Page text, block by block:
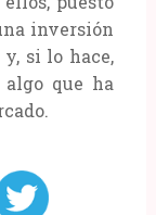
inversión
si lo hace,
que ha